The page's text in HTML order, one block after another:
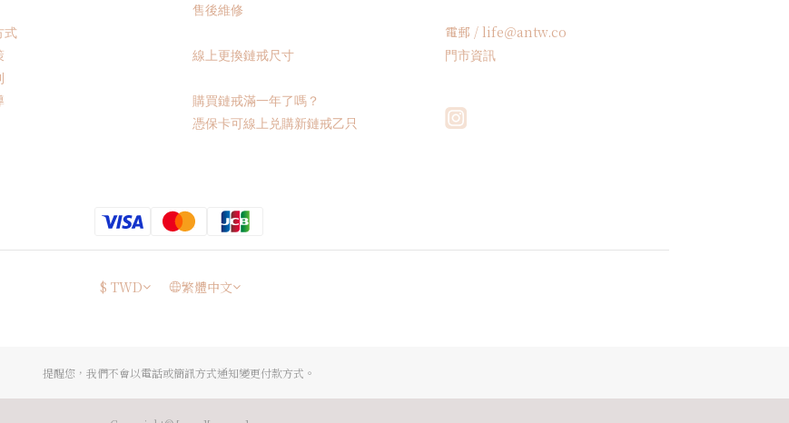
式
售後維修
線上更換鏈戒尺寸
購買鏈戒滿一年了嗎？
憑保卡可線上兑購新鏈戒乙只
電郵 / life＠antw.co
門市資訊
$ TWD 繁體中文
提醒您，我們不會以電話或簡訊方式通知變更付款方式。